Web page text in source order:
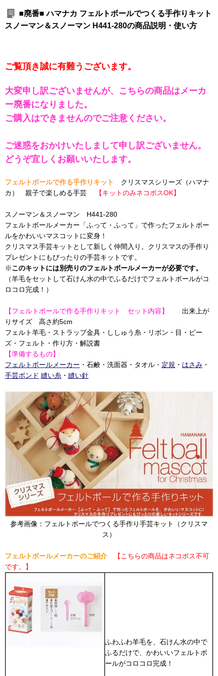
■廃番■ ハマナカ フェルトボールでつくる手作りキット
スノーマン＆スノーマン H441-280の商品説明・使い方
ご覧頂き誠に有難うございます。
大変申し訳ございませんが、こちらの商品はメーカ
ー廃番になりました。
ご購入はできませんのでご注意ください。
ご迷惑をおかけいたしまして申し訳ございません。
どうぞ宜しくお願いいたします。
フェルトボールで作る手作りキット
クリスマスシリーズ（ハマナ
カ） 親子で楽しめる手芸
【キットのみネコポスOK】
スノーマン＆スノーマン H441-280
フェルトボールメーカー「ふって・ふって」で作ったフェルトボー
ルをかわいいマスコットに変身！
クリスマス手芸キットとして新しく仲間入り。クリスマスの手作り
プレゼントにもぴったりの手芸キットです。
※このキットには別売りのフェルトボールメーカーが必要です。
（羊毛をセットして石けん水の中でふるだけでフェルトボールがコ
ロコロ完成！）
【フェルトボールで作る手作りキット セット内容】
出来上が
りサイズ 高さ約5cm
フェルト羊毛・ストラップ金具・ししゅう糸・リボン・目・ビー
ズ・フェルト・作り方・解説書
【準備するもの】
フェルトボールメーカー ・石鹸・洗面器・タオル・ 定規 ・ はさみ ・
手芸ボンド 縫い糸 ・ 縫い針
参考画像：フェルトボールでつくる手作り手芸キット（クリスマ
ス）
フェルトボールメーカーのご紹介
【こちらの商品はネコポス不可
です。】
ふわふわ羊毛を、石けん水の中で
ふるだけで、かわいいフェルトボ
ールがコロコロ完成！